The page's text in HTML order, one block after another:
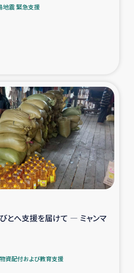
地震 緊急支援
とへ支援を届けて ― ミャンマ
資配付および教育支援